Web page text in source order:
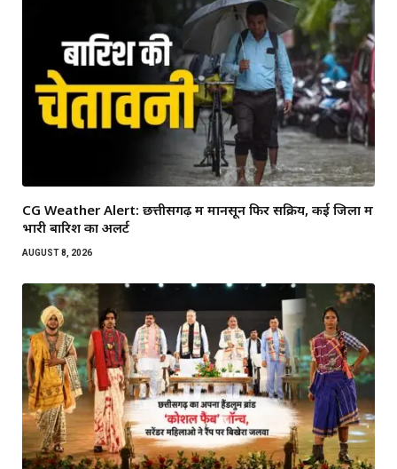
CG Weather Alert: छत्तीसगढ़ में मानसून फिर सक्रिय, कई जिलों में
भारी बारिश का अलर्ट
AUGUST 8, 2026